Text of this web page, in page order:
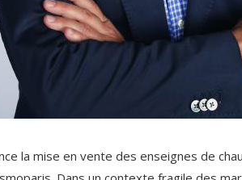
la mise en vente des enseignes de